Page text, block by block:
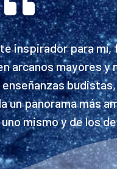
inspirador para mí,
arcanos mayores y
un panorama más
mismo y de los